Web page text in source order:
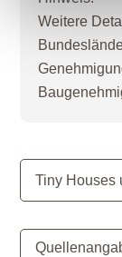
Weitere
Tiny Houses